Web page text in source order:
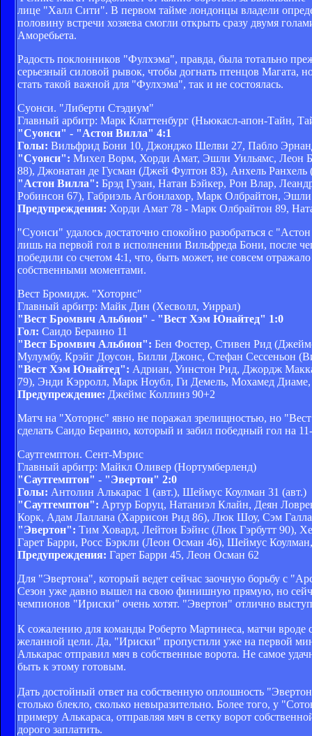
лице "Халл Сити". В первом тайме лондонцы владели
половину встречи хозяева смогли открыть сразу двумя
Аморебьета.
Радость поклонников "Фулхэма", правда, была тотально
серьезный силовой рывок, чтобы догнать птенцов Магата,
стать такой важной для "Фулхэма", так и не состоялась.
Суонси. "Либерти Стэдиум"
Главный арбитр: Марк Клаттенбург (Ньюкасл-апон-Тайн,
"Суонси" - "Астон Вилла" 4:1
Голы: Вильфрид Бони 10, Джонджо Шелви 27, Пабло
"Суонси": Михел Ворм, Хорди Амат, Эшли Уильямс, Леон
88), Джонатан де Гусман (Джей Фултон 83), Анхель
"Астон Вилла": Брэд Гузан, Натан Бэйкер, Рон Влар,
Робинсон 67), Габриэль Агбонлахор, Марк Олбрайтон,
Предупреждения: Хорди Амат 78 - Марк Олбрайтон 89,
"Суонси" удалось достаточно спокойно разобраться с
лишь на первой гол в исполнении Вильфреда Бони, после
победили со счетом 4:1, что, быть может, не совсем
собственными моментами.
Вест Бромидж. "Хоторнс"
Главный арбитр: Майк Дин (Хесволл, Уиррал)
"Вест Бромвич Альбион" - "Вест Хэм Юнайтед" 1:0
Гол: Саидо Бераино 11
"Вест Бромвич Альбион": Бен Фостер, Стивен Рид
Мулумбу, Крэйг Доусон, Билли Джонс, Стефан Сессеньон
"Вест Хэм Юнайтед": Адриан, Уинстон Рид, Джордж
79), Энди Кэрролл, Марк Ноубл, Ги Демель, Мохамед
Предупреждение: Джеймс Коллинз 90+2
Матч на "Хоторнс" явно не поражал зрелищностью, но
сделать Саидо Бераино, который и забил победный гол на
Саутгемптон. Сент-Мэрис
Главный арбитр: Майкл Оливер (Нортумберленд)
"Саутгемптон" - "Эвертон" 2:0
Голы: Антолин Алькарас 1 (авт.), Шеймус Коулман 31 (авт.)
"Саутгемптон": Артур Боруц, Натаниэл Клайн, Деян
Корк, Адам Лаллана (Харрисон Рид 86), Люк Шоу, Сэм
"Эвертон": Тим Ховард, Лейтон Бэйнс (Люк Гэрбутт 90),
Гарет Барри, Росс Бэркли (Леон Осман 46), Шеймус
Предупреждения: Гарет Барри 45, Леон Осман 62
Для "Эвертона", который ведет сейчас заочную борьбу с
Сезон уже давно вышел на свою финишную прямую, но
чемпионов "Ириски" очень хотят. "Эвертон" отлично
К сожалению для команды Роберто Мартинеса, матчи
желанной цели. Да, "Ириски" пропустили уже на первой
Алькарас отправил мяч в собственные ворота. Не самое
быть к этому готовым.
Дать достойный ответ на собственную оплошность
столько блекло, сколько невыразительно. Более того, у
примеру Алькараса, отправляя мяч в сетку ворот
дорого заплатить.